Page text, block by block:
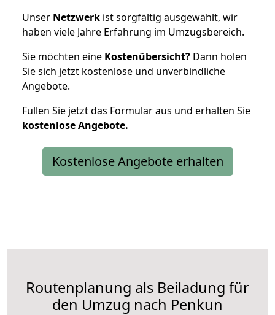
Unser Netzwerk ist sorgfältig ausgewählt, wir
haben viele Jahre Erfahrung im Umzugsbereich.
Sie möchten eine Kostenübersicht? Dann holen
Sie sich jetzt kostenlose und unverbindliche
Angebote.
Füllen Sie jetzt das Formular aus und erhalten Sie
kostenloseAngebote.
Kostenlose Angebote erhalten
Routenplanung als Beiladung für
den Umzug nach Penkun